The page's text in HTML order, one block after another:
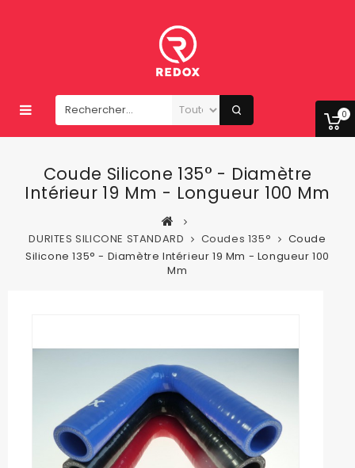
0
Coude Silicone 135° - Diamètre
Intérieur 19 Mm - Longueur 100 Mm
DURITES SILICONE STANDARD Coudes 135°
Coude
Silicone 135° - Diamètre Intérieur 19 Mm - Longueur 100
Mm